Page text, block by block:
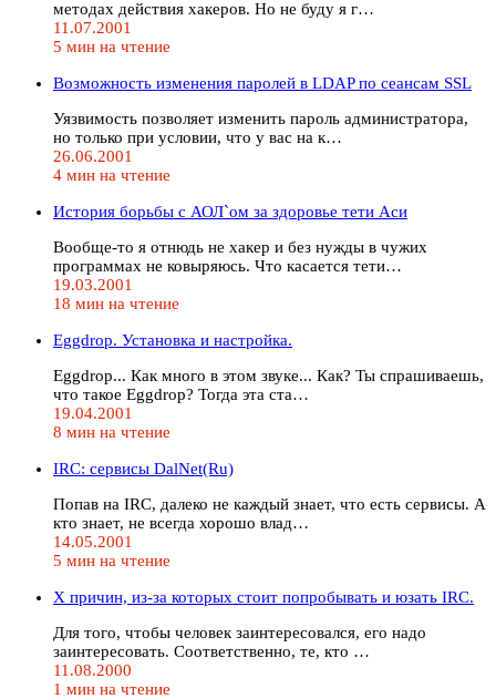
методах действия хакеров. Но не буду я г…
11.07.2001
5 мин на чтение
Возможность изменения паролей в LDAP по сеансам SSL
Уязвимость позволяет изменить пароль администратора,
но только при условии, что у вас на к…
26.06.2001
4 мин на чтение
История борьбы с АОЛ`ом за здоровье тети Аси
Вообще-то я отнюдь не хакер и без нужды в чужих
программах не ковыряюсь. Что касается тети…
19.03.2001
18 мин на чтение
Eggdrop. Установка и настройка.
Eggdrop... Как много в этом звуке... Как? Ты спрашиваешь,
что такое Eggdrop? Тогда эта ста…
19.04.2001
8 мин на чтение
IRC: cервисы DalNet(Ru)
Попав на IRC, далеко не каждый знает, что есть сервисы. А
кто знает, не всегда хорошо влад…
14.05.2001
5 мин на чтение
Х причин, из-за которых стоит попробывать и юзать IRC.
Для того, чтобы человек заинтересовался, его надо
заинтересовать. Соответственно, те, кто …
11.08.2000
1 мин на чтение